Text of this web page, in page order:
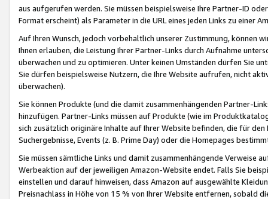
aus aufgerufen werden. Sie müssen beispielsweise Ihre Partner-ID
Format erscheint) als Parameter in die URL eines jeden Links zu einer
Auf Ihren Wunsch, jedoch vorbehaltlich unserer Zustimmung, können
Ihnen erlauben, die Leistung Ihrer Partner-Links durch Aufnahme
überwachen und zu optimieren. Unter keinen Umständen dürfen Sie
Sie dürfen beispielsweise Nutzern, die Ihre Website aufrufen, nicht
überwachen).
Sie können Produkte (und die damit zusammenhängenden Partner-
hinzufügen. Partner-Links müssen auf Produkte (wie im
sich zusätzlich originäre Inhalte auf Ihrer Website befinden, die für
Suchergebnisse, Events (z. B. Prime Day) oder die Homepages
Sie müssen sämtliche Links und damit zusammenhängende
Werbeaktion auf der jeweiligen Amazon-Website endet. Falls Sie
einstellen und darauf hinweisen, dass Amazon auf ausgewählte
Preisnachlass in Höhe von 15 % von Ihrer Website entfernen, sobald